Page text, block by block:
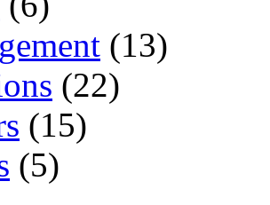
(13)
(22)
(15)
(5)